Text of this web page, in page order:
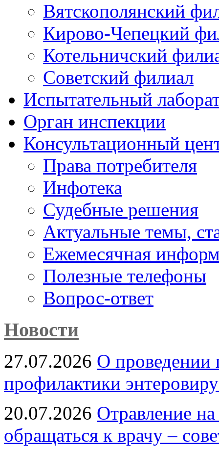
Вятскополянский
Кирово-Чепецкий
Котельничский
Советский филиал
Испытательный
Орган инспекции
Консультационный
Права потребителя
Инфотека
Судебные решения
Актуальные темы,
Ежемесячная
Полезные телефоны
Вопрос-ответ
Новости
27.07.2026 О проведении
профилактики
20.07.2026 Отравление
обращаться к врачу –